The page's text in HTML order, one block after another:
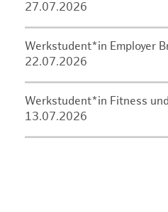
27.07.2026
Werkstudent*in Employer
22.07.2026
Werkstudent*in Fitness
13.07.2026